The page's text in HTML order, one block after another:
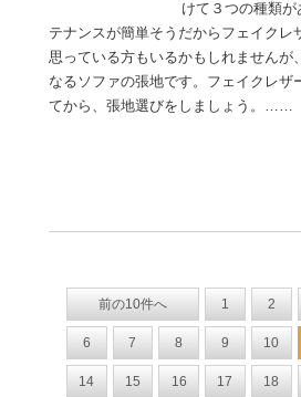
けて３つの種類
テナンスが簡単そうだからフェイクレ
思っている方もいるかもしれませんが
なるソファの張地です。フェイクレザ
てから、張地選びをしましょう。……
前の10件へ 1 2
6 7 8 9 10
14 15 16 17 18